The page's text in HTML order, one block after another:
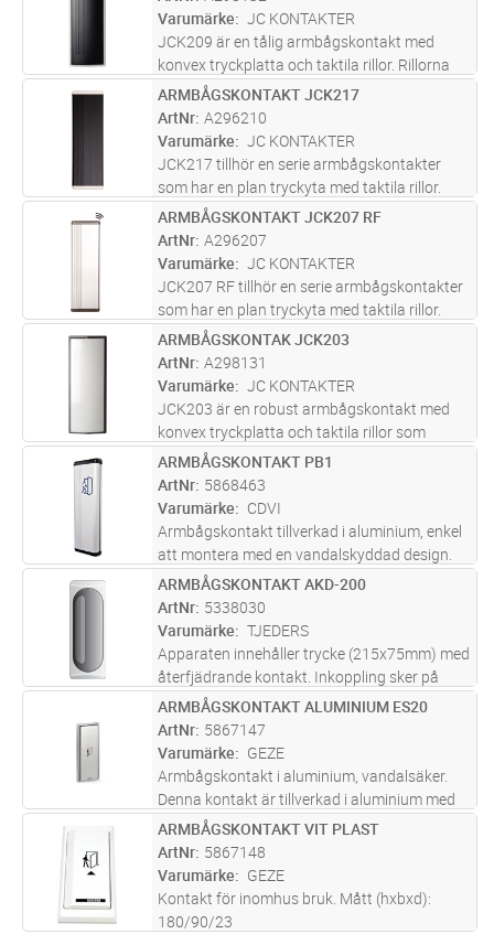
armbågskontatken. Modellen har
Varumärke
JC KONTAKTER
JCK209 är en tålig armbågskontakt med
konvex tryckplatta och taktila rillor. Rillorna
underlättar för synsvaga att veta var de ska
trycka för att aktivera armbågskontakten.
Modellen har svart lock fö...läs mer
ST Lägg i kundvagn
ARMBÅGSKONTAKT JCK217
ArtNr A296210
Varumärke
JC KONTAKTER
JCK217 tillhör en serie armbågskontakter
som har en plan tryckyta med taktila rillor.
Rillorna fungerar som extra vägledning för
personer med synnedsättning. Man kan
enkelt känna sig till vart man sk
ST Lägg i kundvagn
ARMBÅGSKONTAKT JCK207 RF
ArtNr A296207
Varumärke
JC KONTAKTER
JCK207 RF tillhör en serie armbågskontakter
som har en plan tryckyta med taktila rillor.
Denna modell levereras med inbyggd
radiosändare. Rillorna fungerar som extra
vägledning för personer med synne
ST Lägg i kundvagn
ARMBÅGSKONTAK JCK203
ArtNr A298131
Varumärke
JC KONTAKTER
JCK203 är en robust armbågskontakt med
konvex tryckplatta och taktila rillor som
standard. Rillorna underlättar för synsvaga
att veta var de ska trycka för att aktivera
armbågskontakten. Modellen har
ST Lägg i kundvagn
ARMBÅGSKONTAKT PB1
ArtNr 5868463
Varumärke
CDVI
Armbågskontakt tillverkad i aluminium, enkel
att montera med en vandalskyddad design.
Kan monteras inomhus eller utomhus. Passar
för att styra alla typer av dörrautomatiker
oavsett fabrikat. Armbågsk
ST Lägg i kundvagn
ARMBÅGSKONTAKT AKD-200
ArtNr 5338030
Varumärke
TJEDERS
Apparaten innehåller trycke (215x75mm) med
återfjädrande kontakt. Inkoppling sker på
kontaktbleck.För utanpåliggande montage.
Kåpa av grå polykarbonat.
ST Lägg i kundvagn
ARMBÅGSKONTAKT ALUMINIUM ES20
ArtNr 5867147
Varumärke
GEZE
Armbågskontakt i aluminium, vandalsäker.
Denna kontakt är tillverkad i aluminium med
dubbla fuktsäkra mikrobrytare med IP-klass
67. Kontakten är främst avsedd för bruk
utomhus samt i krävande miljöer
ST Lägg i kundvagn
ARMBÅGSKONTAKT VIT PLAST
ArtNr 5867148
Varumärke
GEZE
Kontakt för inomhus bruk. Mått (hxbxd):
180/90/23